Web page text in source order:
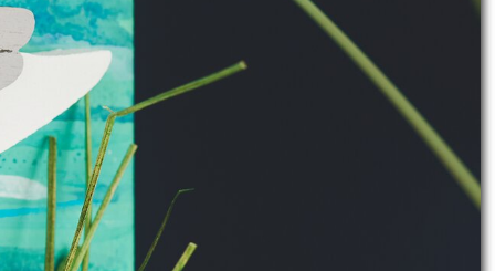
ansehen
einen einzigartigen Strand